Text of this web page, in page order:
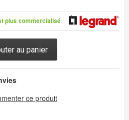
plus commercialisé
au panier
ce produit